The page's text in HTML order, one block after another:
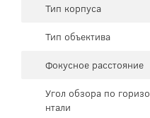
Тип корпуса
Тип объектива
Фокусное расстояние
Угол обзора по горизо
нтали